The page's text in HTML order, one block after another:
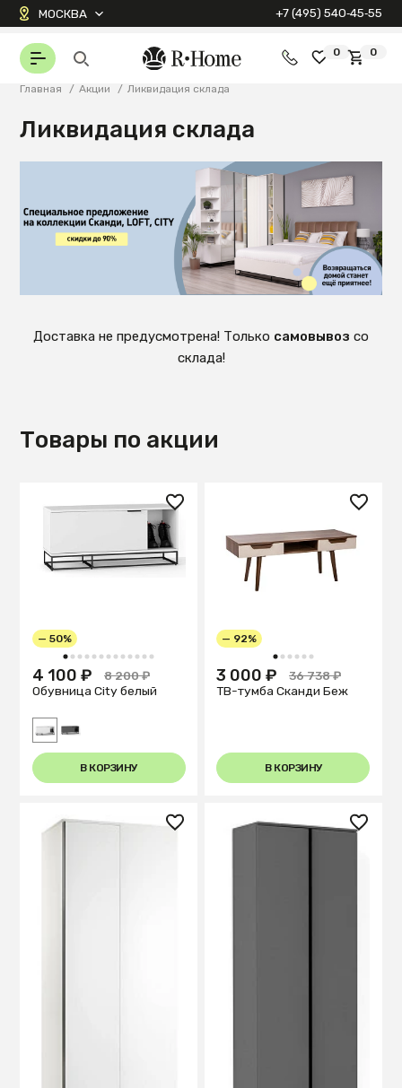
МОСКВА +7 (495) 540‑45‑55
0 0
Главная / Акции / Ликвидация склада
Ликвидация склада
Доставка не предусмотрена! Только самовывоз со
склада!
Товары по акции
1 2 3 4 5 6 7 8 9 10111213
— 50%
4 100 ₽
8 200 ₽
Обувница City белый
В КОРЗИНУ
1 2 3 4 5 6
— 92%
3 000 ₽
36 738 ₽
ТВ-тумба Сканди Беж
В КОРЗИНУ